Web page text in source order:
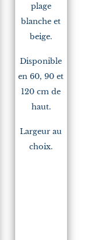
plage
blanche et
beige.
Disponible
en 60, 90 et
120 cm de
haut.
Largeur au
choix.